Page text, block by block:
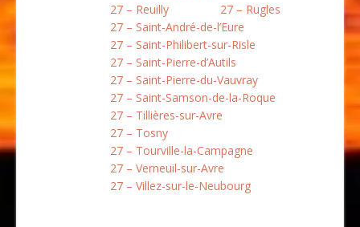
27 – Reuilly
27 – Rugles
27 – Saint-André-de-l’Eure
27 – Saint-Philibert-sur-Risle
27 – Saint-Pierre-d’Autils
27 – Saint-Pierre-du-Vauvray
27 – Saint-Samson-de-la-Roque
27 – Tillières-sur-Avre
27 – Tosny
27 – Tourville-la-Campagne
27 – Verneuil-sur-Avre
27 – Villez-sur-le-Neubourg